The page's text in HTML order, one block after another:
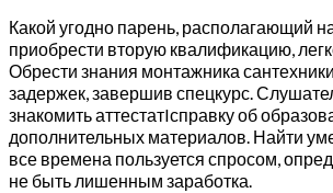
Какой угодно парень, располагающий
приобрести вторую квалификацию,
Обрести знания монтажника
задержек, завершив спецкурс.
знакомить аттестатIсправку об
дополнительных материалов. Найти
все времена пользуется спросом,
не быть лишенным заработка.